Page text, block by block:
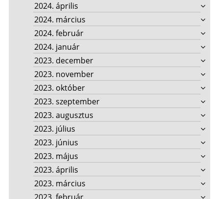
2024. április
2024. március
2024. február
2024. január
2023. december
2023. november
2023. október
2023. szeptember
2023. augusztus
2023. július
2023. június
2023. május
2023. április
2023. március